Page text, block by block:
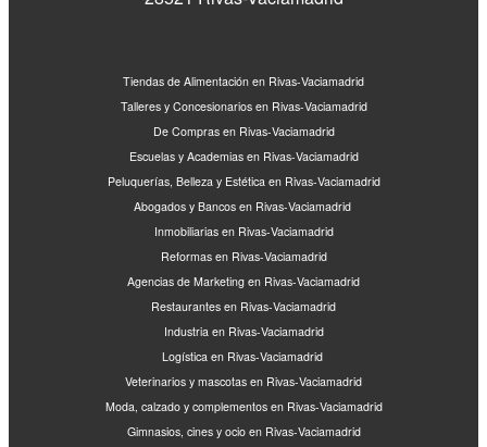
Tiendas de Alimentación en Rivas-Vaciamadrid
Talleres y Concesionarios en Rivas-Vaciamadrid
De Compras en Rivas-Vaciamadrid
Escuelas y Academias en Rivas-Vaciamadrid
Peluquerías, Belleza y Estética en Rivas-Vaciamadrid
Abogados y Bancos en Rivas-Vaciamadrid
Inmobiliarias en Rivas-Vaciamadrid
Reformas en Rivas-Vaciamadrid
Agencias de Marketing en Rivas-Vaciamadrid
Restaurantes en Rivas-Vaciamadrid
Industria en Rivas-Vaciamadrid
Logística en Rivas-Vaciamadrid
Veterinarios y mascotas en Rivas-Vaciamadrid
Moda, calzado y complementos en Rivas-Vaciamadrid
Gimnasios, cines y ocio en Rivas-Vaciamadrid